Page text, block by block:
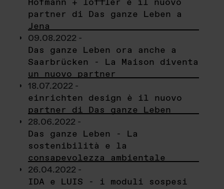
partner di Das ganze Leben a
Jena
09.08.2022 -
Das ganze Leben ora anche a
Saarbrücken - La Maison diventa
un nuovo partner
18.07.2022 -
einrichten design è il nuovo
partner di Das ganze Leben
28.06.2022 -
Das ganze Leben - La
sostenibilità e la
consapevolezza ambientale
26.04.2022 -
IDA e LUIS - i moduli sospesi